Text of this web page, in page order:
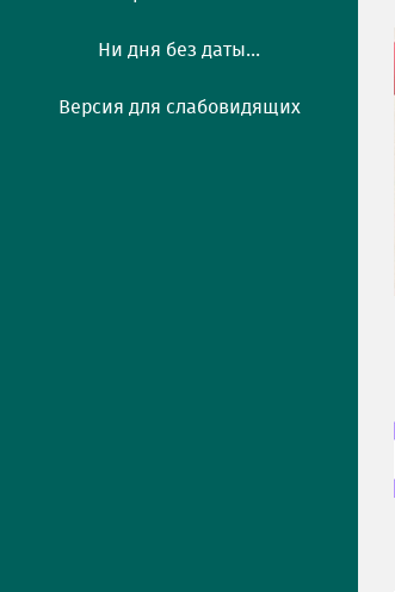
Ни дня без даты...
Версия для слабовидящих